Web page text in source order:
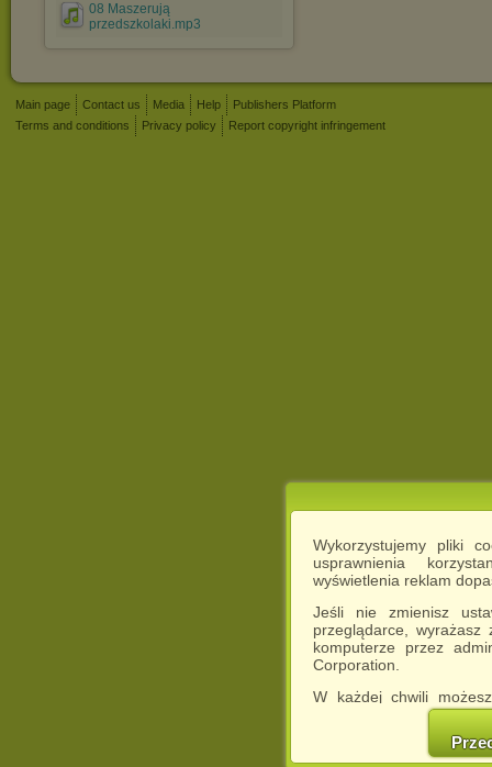
Wykorzystujemy pliki
usprawnienia
wyświetlenia reklam
Jeśli nie zmienisz
przeglądarce,
komputerze przez
Corporation.
W każdej chwili
cookies w swojej
w naszej
http://chomikuj.pl/
08 Maszerują
przedszkolaki.mp3
Main page Contact us Media Help
Publishers Platform
Terms and conditions
Privacy policy Report copyright infringement